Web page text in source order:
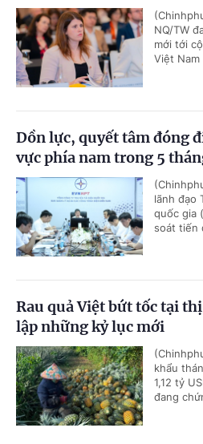
NQ/TW
mới tới
Việt
Dồn lực, quyết tâm đóng
vực phía nam trong 5
lãnh đạo
quốc gia
soát tiến
Rau quả Việt bứt tốc tại
lập những kỷ lục mới
khẩu
1,12 tỷ
đang